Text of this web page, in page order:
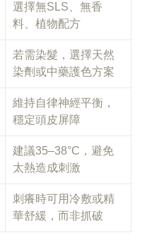
選擇無SLS、無香
料、植物配方
若需染髮，選擇天然
染劑或中藥護色方案
維持自律神經平衡，
穩定頭皮屏障
建議35–38°C，避免
太熱造成刺激
刺癢時可用冷敷或精
華舒緩，而非抓破